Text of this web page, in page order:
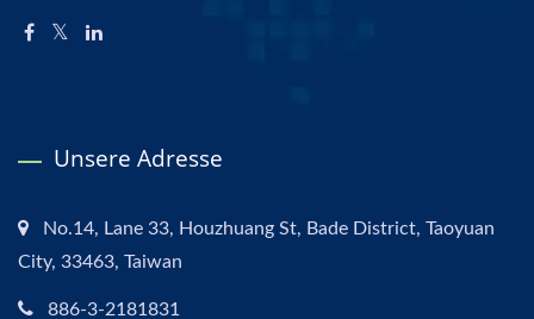
Unsere Adresse
No.14, Lane 33, Houzhuang St, Bade District, Taoyuan
City, 33463, Taiwan
886-3-2181831